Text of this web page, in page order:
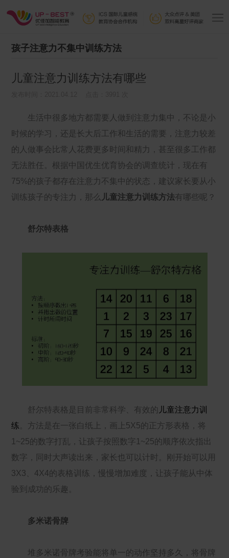
孩子注意力不集中训练方法
儿童注意力训练方法有哪些
生活中很多地方都需要人做到注意力集中，不论是小
时候的学习，还是长大后工作和生活的需要，注意力较差
的人做事会比常人花费更多时间和精力，甚至很多工作都
无法胜任。根据中国优生优育协会的调查统计，现在有
75%的孩子都存在注意力不集中的状态，建议家长要从小
训练孩子的专注力，那么 儿童注意力训练方法有哪些呢？
舒尔特表格
舒尔特表格是目前非常科学、有效的 儿童注意力训
练 。方法是在一张白纸上，画上5X5的正方形表格，将
1~25的数字打乱，让孩子按照数字1~25的顺序依次指出
数字，同时大声读出来，家长也可以计时。刚开始可以用
3X3、4X4的表格训练，慢慢增加难度，让孩子能从中体
验到成功的乐趣。
多米诺骨牌
堆多米诺骨牌考验能将单一的动作坚持多久，将骨牌